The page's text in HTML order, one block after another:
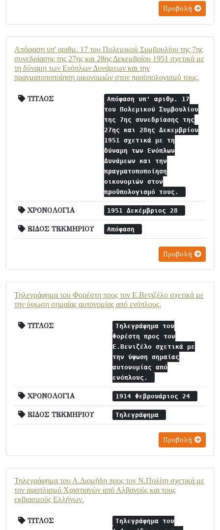
Προβολή
Απόφαση υπ' αριθμ. 17 του Πολεμικού Συμβουλίου της 7ης
συνεδρίασης της 27ης και 28ης Δεκεμβρίου 1951 σχετικά με
τη δύναμη των Ενόπλων Δυνάμεων και την
πραγματοποποίηση οικονομιών στον προϋπολογισμό τους.
ΤΙΤΛΟΣ
Απόφαση υπ' αριθμ. 17
του Πολεμικού Συμβουλίου
της 7ης συνεδρίασης της
27ης και 28ης Δεκεμβρίου
1951 σχετικά με τη
δύναμη των Ενόπλων
Δυνάμεων και την
πραγματοποποίηση
οικονομιών στον
προϋπολογισμό τους.
ΧΡΟΝΟΛΟΓΙΑ 1951 Δεκέμβριος 28
ΕΙΔΟΣ ΤΕΚΜΗΡΙΟΥ Απόφαση
Προβολή
Τηλεγράφημα του Φορέστη προς τον Ε.Βενιζέλο σχετικά με
την ύψωση σημαίας αυτονομίας από ενόπλους.
ΤΙΤΛΟΣ
Τηλεγράφημα του
Φορέστη προς τον
Ε.Βενιζέλο σχετικά με
την ύψωση σημαίας
αυτονομίας από
ενόπλους.
ΧΡΟΝΟΛΟΓΙΑ 1914 Φεβρουάριος 24
ΕΙΔΟΣ ΤΕΚΜΗΡΙΟΥ Τηλεγράφημα
Προβολή
Τηλεγράφημα του Α.Διομήδη προς τον Ν.Πολίτη σχετικά με
τον αφοπλισμό Χριστιανών από Αλβανούς και τους
εκβιασμούς Ελλήνων.
ΤΙΤΛΟΣ
Τηλεγράφημα του